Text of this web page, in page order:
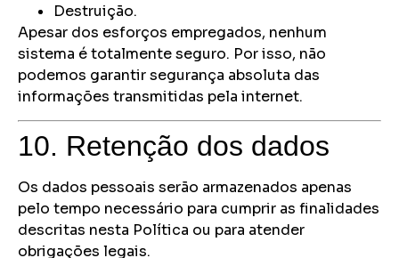
Destruição.
Apesar dos esforços empregados, nenhum
sistema é totalmente seguro. Por isso, não
podemos garantir segurança absoluta das
informações transmitidas pela internet.
10. Retenção dos dados
Os dados pessoais serão armazenados apenas
pelo tempo necessário para cumprir as finalidades
descritas nesta Política ou para atender
obrigações legais.